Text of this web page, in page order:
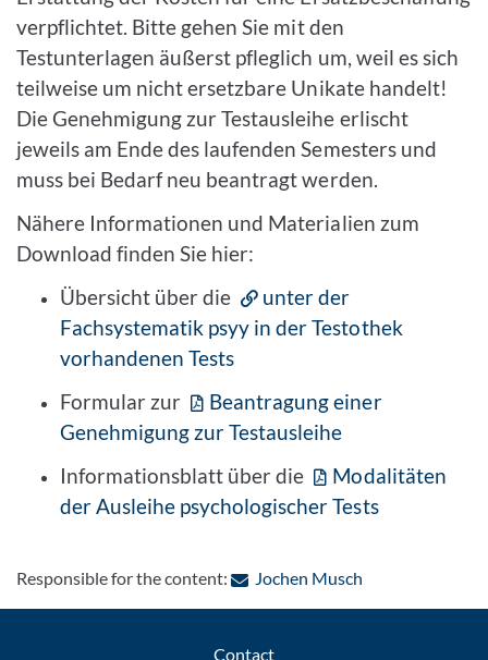
verpflichtet. Bitte gehen Sie mit den
Testunterlagen äußerst pfleglich um, weil es sich
teilweise um nicht ersetzbare Unikate handelt!
Die Geneh­migung zur Testausleihe erlischt
jeweils am Ende des laufenden Semesters und
muss bei Bedarf neu beantragt werden.
Nähere Informationen und Materialien zum
Download finden Sie hier:
Übersicht über die
unter der
Fachsystematik psyy in der Testothek
vorhandenen Tests
Formular zur
Beantragung einer
Genehmigung zur Testausleihe
Informationsblatt über die
Modalitäten
der Ausleihe psychologischer Tests
Responsible for the content: Jochen Musch: Contact by e-
Contact